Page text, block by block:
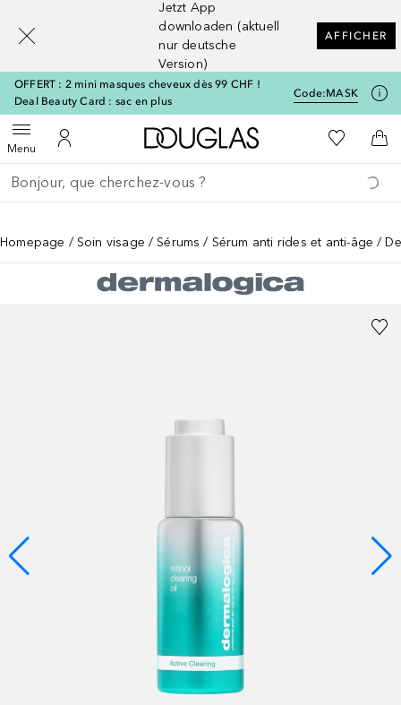
Jetzt App
downloaden (aktuell
nur deutsche
Version)
AFFICHER
OFFERT : 2 mini masques cheveux dès 99 CHF !
Deal Beauty Card : sac en plus
Code:MASK
MenuOuvrir le menuVers Mon Compte
Vers l'accueil Douglas
Vers Ma
Retourner
Exécuter la recherche
Homepage Soin visage Sérums Sérum anti rides et anti-âge
[navigation.slideout.screenreader]